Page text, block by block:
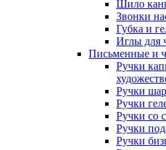
Шило
Звонки
Губка и
Иглы для
Письменные и
Ручки
Ручки
Ручки
Ручки со
Ручки
Ручки